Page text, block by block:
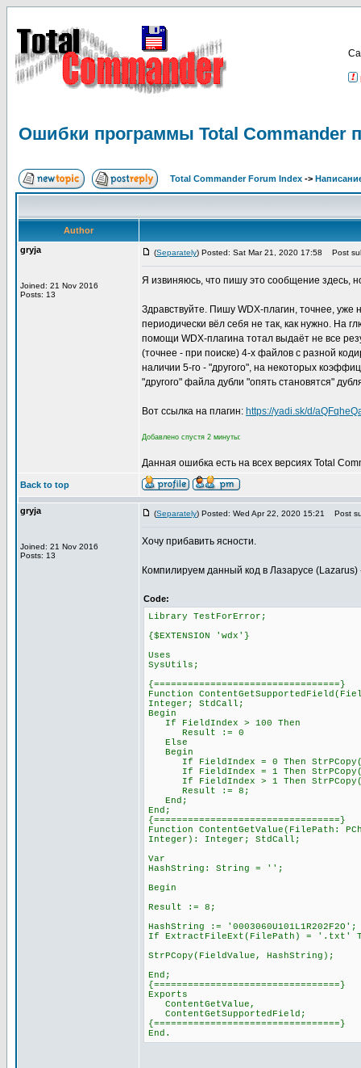
Ошибки программы Total Commander
Total Commander Forum Index ->
Author
gryja
Joined: 21 Nov 2016
Posts: 13
(Separately) Posted: Sat Mar 21, 2020 17:58 Post
Я извиняюсь, что пишу это сообщение здесь,
Здравствуйте. Пишу WDX-плагин, точнее, уже
периодически вёл себя не так, как нужно. На
помощи WDX-плагина тотал выдаёт не все
(точнее - при поиске) 4-х файлов с разной
наличии 5-го - "другого", на некоторых
"другого" файла дубли "опять становятся"
Вот ссылка на плагин: https://yadi.sk/d/
Добавлено спустя 2 минуты:
Данная ошибка есть на всех версиях Total
Back to top
gryja
Joined: 21 Nov 2016
Posts: 13
(Separately) Posted: Wed Apr 22, 2020 15:21 Post
Хочу прибавить ясности.
Компилируем данный код в Лазарусе (Lazarus)
Code:
Library TestForError;
{$EXTENSION 'wdx'}
Uses
SysUtils;
{=================================}
Function
Integer; StdCall;
Begin
If FieldIndex > 100 Then
Result := 0
Else
Begin
If FieldIndex = 0 Then
If FieldIndex = 1 Then
If FieldIndex > 1 Then
Result := 8;
End;
End;
{=================================}
Function ContentGetValue(FilePath:
Integer): Integer; StdCall;
Var
HashString: String = '';
Begin
Result := 8;
HashString := '0003060U101L1R202F2O';
If ExtractFileExt(FilePath) = '.txt'
StrPCopy(FieldValue, HashString);
End;
{=================================}
Exports
ContentGetValue,
ContentGetSupportedField;
{=================================}
End.